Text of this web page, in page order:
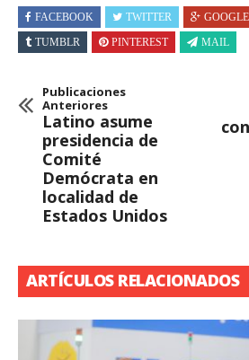
FACEBOOK TWITTER
TUMBLR
PINTEREST MAIL
Publicaciones
Anteriores
Latino asume
presidencia de
Comité
Demócrata en
localidad de
Estados Unidos
ARTÍCULOS RELACIONADOS